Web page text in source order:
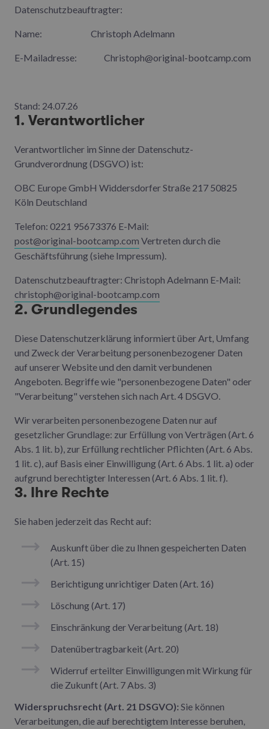
Datenschutzbeauftragter:
Name: Christoph Adelmann
E-Mailadresse: Christoph@original-bootcamp.com
Stand: 24.07.26
1. Verantwortlicher
Verantwortlicher im Sinne der Datenschutz-
Grundverordnung (DSGVO) ist:
OBC Europe GmbH Widdersdorfer Straße 217 50825
Köln Deutschland
Telefon: 0221 95673376 E-Mail:
post@original-bootcamp.com Vertreten durch die
Geschäftsführung (siehe Impressum).
Datenschutzbeauftragter: Christoph Adelmann E-Mail:
christoph@original-bootcamp.com
2. Grundlegendes
Diese Datenschutzerklärung informiert über Art, Umfang
und Zweck der Verarbeitung personenbezogener Daten
auf unserer Website und den damit verbundenen
Angeboten. Begriffe wie "personenbezogene Daten" oder
"Verarbeitung" verstehen sich nach Art. 4 DSGVO.
Wir verarbeiten personenbezogene Daten nur auf
gesetzlicher Grundlage: zur Erfüllung von Verträgen (Art. 6
Abs. 1 lit. b), zur Erfüllung rechtlicher Pflichten (Art. 6 Abs.
1 lit. c), auf Basis einer Einwilligung (Art. 6 Abs. 1 lit. a) oder
aufgrund berechtigter Interessen (Art. 6 Abs. 1 lit. f).
3. Ihre Rechte
Sie haben jederzeit das Recht auf:
Auskunft über die zu Ihnen gespeicherten Daten
(Art. 15)
Berichtigung unrichtiger Daten (Art. 16)
Löschung (Art. 17)
Einschränkung der Verarbeitung (Art. 18)
Datenübertragbarkeit (Art. 20)
Widerruf erteilter Einwilligungen mit Wirkung für
die Zukunft (Art. 7 Abs. 3)
Widerspruchsrecht (Art. 21 DSGVO): Sie können
Verarbeitungen, die auf berechtigtem Interesse beruhen,